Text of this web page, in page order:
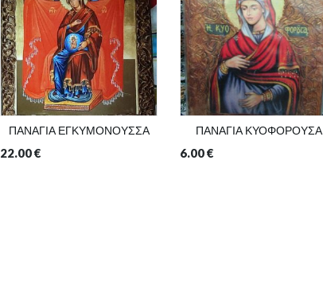
ΠΑΝΑΓΙΑ ΕΓΚΥΜΟΝΟΥΣΣΑ
22.00€
ΠΑΝΑΓΙΑ ΚΥΟΦΟΡΟΥΣΑ
6.00€